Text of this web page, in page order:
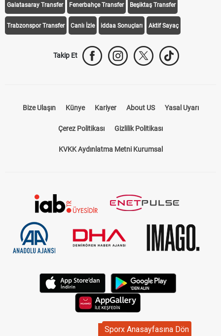
Sporx Anasayfasına Dön
Sporx Anasayfasına Dön
Galatasaray Transfer Fenerbahçe Transfer Beşiktaş Transfer
Trabzonspor Transfer Canlı İzle iddaa Sonuçları Aktif Sayaç
Takip Et
Bize Ulaşın Künye Kariyer About US Yasal Uyarı
Çerez Politikası Gizlilik Politikası
KVKK Aydınlatma Metni Kurumsal